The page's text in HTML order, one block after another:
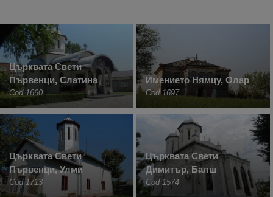
Църквата Свети
Първенци, Слатина
Cod 1660
Имението Нямцу, Олар
Cod 1697
Църквата Свети
Първенци, Улми
Cod 1713
Църквата Свети
Димитър, Балш
Cod 1574